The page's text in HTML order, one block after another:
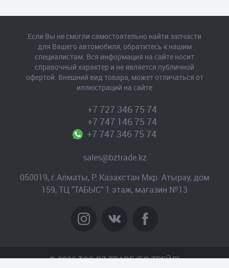
+7 727 346 75 74
+7 747 146 75 74
+7 747 346 75 74
sales@bztrade.kz
050019, г.Алматы, Р. Казахстан Мкр. Атырау, дом
159, ТЦ "ТАБЫС" 1 этаж, магазин №13
Если Вы не смогли самостоятельно найти запчасти
для Вашего автомобиля, обратитесь к нашим
специалистам. Вся информация на сайте носит
справочный характер и не является публичной
офертой. Внешний вид товара, может отличаться от
иллюстраций на сайте
© 2026 TOO BZ-TRADE (БЗ-ТРЕЙД)